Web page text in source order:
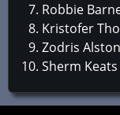
Robbie
Kristofer
Zodris Alston
Sherm Keats